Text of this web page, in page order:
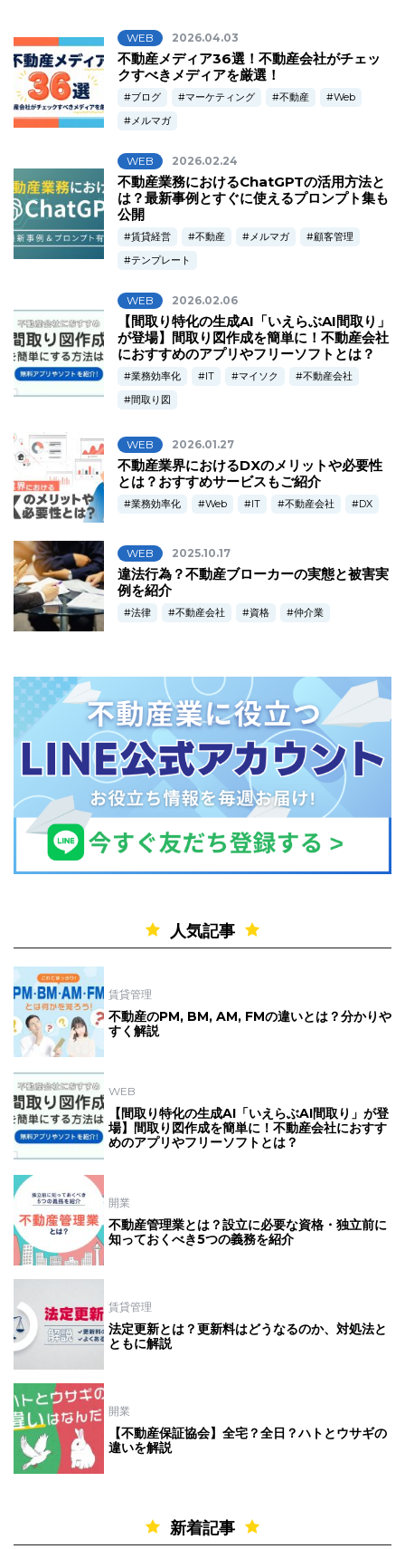
WEB 2026.04.03
不動産メディア36選！不動産会社がチェッ
クすべきメディアを厳選！
ブログ マーケティング 不動産
Web
メルマガ
WEB 2026.02.24
不動産業務におけるChatGPTの活用方法と
は？最新事例とすぐに使えるプロンプト集も
公開
賃貸経営 不動産 メルマガ
顧客管理
テンプレート
WEB 2026.02.06
【間取り特化の生成AI「いえらぶAI間取り」
が登場】間取り図作成を簡単に！不動産会社
におすすめのアプリやフリーソフトとは？
業務効率化 IT マイソク
不動産会社
間取り図
WEB 2026.01.27
不動産業界におけるDXのメリットや必要性
とは？おすすめサービスもご紹介
業務効率化 Web IT 不動産会社 DX
WEB 2025.10.17
違法行為？不動産ブローカーの実態と被害実
例を紹介
法律 不動産会社 資格 仲介業
人気記事
賃貸管理
不動産のPM, BM, AM, FMの違いとは？分かりや
すく解説
WEB
【間取り特化の生成AI「いえらぶAI間取り」が登
場】間取り図作成を簡単に！不動産会社におすす
めのアプリやフリーソフトとは？
開業
不動産管理業とは？設立に必要な資格・独立前に
知っておくべき5つの義務を紹介
賃貸管理
法定更新とは？更新料はどうなるのか、対処法と
ともに解説
開業
【不動産保証協会】全宅？全日？ハトとウサギの
違いを解説
新着記事